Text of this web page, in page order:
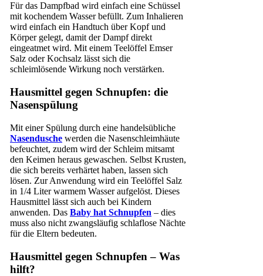
Für das Dampfbad wird einfach eine Schüssel
mit kochendem Wasser befüllt. Zum Inhalieren
wird einfach ein Handtuch über Kopf und
Körper gelegt, damit der Dampf direkt
eingeatmet wird. Mit einem Teelöffel Emser
Salz oder Kochsalz lässt sich die
schleimlösende Wirkung noch verstärken.
Hausmittel gegen Schnupfen: die
Nasenspülung
Mit einer Spülung durch eine handelsübliche
Nasendusche werden die Nasenschleimhäute
befeuchtet, zudem wird der Schleim mitsamt
den Keimen heraus gewaschen. Selbst Krusten,
die sich bereits verhärtet haben, lassen sich
lösen. Zur Anwendung wird ein Teelöffel Salz
in 1/4 Liter warmem Wasser aufgelöst. Dieses
Hausmittel lässt sich auch bei Kindern
anwenden. Das Baby hat Schnupfen – dies
muss also nicht zwangsläufig schlaflose Nächte
für die Eltern bedeuten.
Hausmittel gegen Schnupfen – Was
hilft?